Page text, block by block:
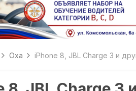
Оха iPhone 8, JBL Charge 3 и